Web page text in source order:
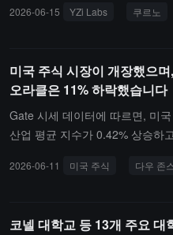
을 발표했습니다. 동시에 구글,
었습니다. Cournot는 42에 지속
경제 및 암호화 네이티브 이벤트
장 판별 메커니즘 구축이 인프라
니다. 전통적인 데이터 피딩 오
을 지속적으로 추적하고, 다원적
능한 추론 링크를 생성합니다.최
에서 점차 Agentic Commerce,
2026-06-15 YZi Labs 쿠르노
미국 주식 시장이 개장했으
오라클은 11% 하락했습니다
Gate 시세 데이터에 따르면, 미
산업 평균 지수가 0.42% 상승하
락했으며, 회사의 새로운 회계 연
2026-06-11 미국 주식 다우 존
코넬 대학교 등 13개 주요 대